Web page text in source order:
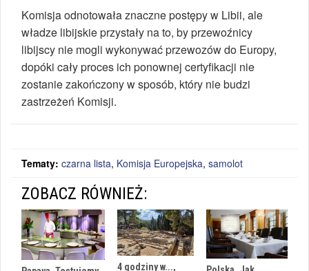
Komisja odnotowała znaczne postępy w Libii, ale
władze libijskie przystały na to, by przewoźnicy
libijscy nie mogli wykonywać przewozów do Europy,
dopóki cały proces ich ponownej certyfikacji nie
zostanie zakończony w sposób, który nie budzi
zastrzeżeń Komisji.
Tematy: czarna lista, Komisja Europejska, samolot
ZOBACZ RÓWNIEŻ:
4 godziny w...,